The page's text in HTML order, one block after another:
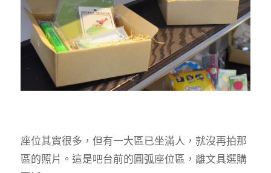
座位其實很多，但有一大區已坐滿人，就沒再拍那
區的照片。這是吧台前的圓弧座位區，離文具選購